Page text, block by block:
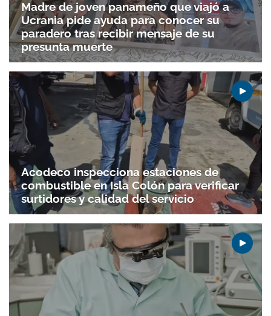
Gracias por suscribirte a nuestro boletín.
ACEPTAR
Madre de joven panameño que viajó a
Ucrania pide ayuda para conocer su
paradero tras recibir mensaje de su
presunta muerte
Acodeco inspecciona estaciones de
combustible en Isla Colón para verificar
surtidores y calidad del servicio